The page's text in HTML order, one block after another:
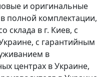
и оригинальные
полной комплектации,
склада в г. Киев, с
с гарантийным
в
центрах в Украине,